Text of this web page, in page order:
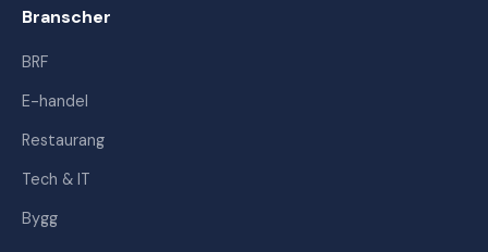
Branscher
BRF
E-handel
Restaurang
Tech & IT
Bygg